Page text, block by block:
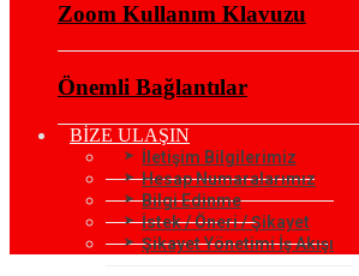
Zoom Kullanım Klavuzu
Önemli Bağlantılar
BİZE ULAŞIN
İletişim Bilgilerimiz
Hesap Numaralarımız
Bilgi Edinme
İstek / Öneri / Şikayet
Şikayet Yönetimi İş Akışı